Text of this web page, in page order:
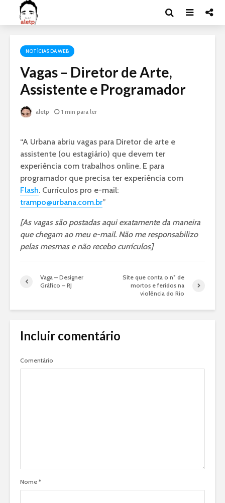
NOTÍCIAS DA WEB
Vagas – Diretor de Arte,
Assistente e Programador
aletp 1 min para ler
“A Urbana abriu vagas para Diretor de arte e
assistente (ou estagiário) que devem ter
experiência com trabalhos online. E para
programador que precisa ter experiência com
Flash. Currículos pro e-mail:
trampo@urbana.com.br”
[As vagas são postadas aqui exatamente da maneira
que chegam ao meu e-mail. Não me responsabilizo
pelas mesmas e não recebo currículos]
Vaga – Designer
Gráfico – RJ
Site que conta o n° de
mortos e feridos na
violência do Rio
Incluir comentário
Comentário
Nome *